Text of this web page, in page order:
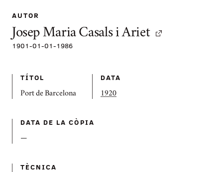
AUTOR
Josep Maria Casals i Ariet
1901-01-01-1986
TÍTOL
Port de Barcelona
DATA
1920
DATA DE LA CÒPIA
—
TÈCNICA